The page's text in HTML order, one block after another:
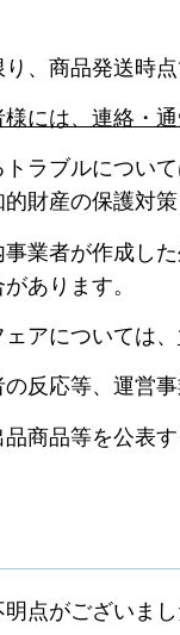
、商品発送時
には、連絡・
トラブルについ
財産の保護対策
事業者が作成し
あります。
アについては、
の反応等、運営
商品等を公表
点がございま